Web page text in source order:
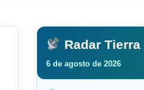
Radar Tierra
6 de agosto de 2026